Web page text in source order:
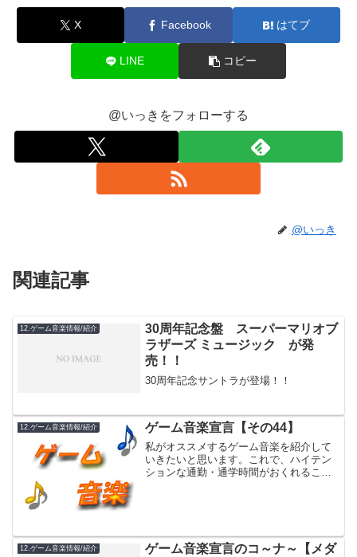
X Facebook はてブ
LINE コピー
@いっきをフォローする
@いっき
関連記事
12.ゲーム音楽情報/紹介
30周年記念盤 スーパーマリオブ
ラザーズ ミュージック が発
売！！
30周年記念サントラが登場！！
12.ゲーム音楽情報/紹介 ゲーム音楽宣言【その44】
私がオススメするゲーム音楽を紹介して
いきたいと思います。これで、ハイテン
ションな通勤・通学時間がおくれること
12.ゲーム音楽情報/紹介
ゲーム音楽宣言のコ～ナ～【メダ